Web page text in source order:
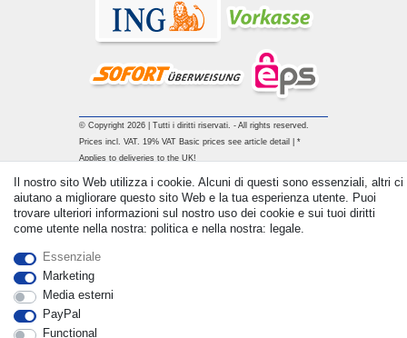
© Copyright 2026 | Tutti i diritti riservati. - All rights reserved.
Prices incl. VAT. 19% VAT Basic prices see article detail | *
Applies to deliveries to the UK!
Il nostro sito Web utilizza i cookie. Alcuni di questi sono essenziali, altri ci
aiutano a migliorare questo sito Web e la tua esperienza utente. Puoi
trovare ulteriori informazioni sul nostro uso dei cookie e sui tuoi diritti
come utente nella nostra: politica e nella nostra: legale.
Essenziale
Marketing
Media esterni
PayPal
Functional
Withdraw from contract here Contatto